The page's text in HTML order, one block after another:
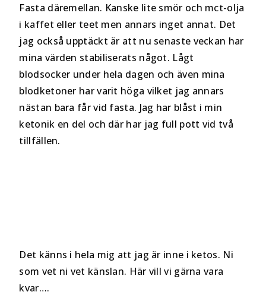
Fasta däremellan. Kanske lite smör och mct-olja
i kaffet eller teet men annars inget annat. Det
jag också upptäckt är att nu senaste veckan har
mina värden stabiliserats något. Lågt
blodsocker under hela dagen och även mina
blodketoner har varit höga vilket jag annars
nästan bara får vid fasta. Jag har blåst i min
ketonik en del och där har jag full pott vid två
tillfällen.
Det känns i hela mig att jag är inne i ketos. Ni
som vet ni vet känslan. Här vill vi gärna vara
kvar….